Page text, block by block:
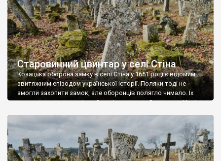
Старовинний цвинтар у селі Стіна
Козацька оборона замку в селі Стіна у 1651 році є відомим
звитяжним епізодом української історії. Поляки тоді не
змогли захопити замок, але оборонців полягло чимало. Їх
поховали на цвинтарі, який тоді називався Замковим. Нині на
ньому чимало хрестів 19 століття, є такі, де епітафії стер […]